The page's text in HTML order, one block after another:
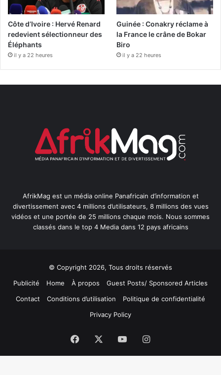
Côte d’Ivoire : Hervé Renard
redevient sélectionneur des
Éléphants
il y a 22 heures
Guinée : Conakry réclame à
la France le crâne de Bokar
Biro
il y a 22 heures
AfrikMag est un média online Panafricain d’information et
divertissement avec 4 millions d’utilisateurs, 8 millions des vues
vidéos et une portée de 25 millions chaque mois. Nous sommes
classés dans le top 4 Media dans 12 pays africains
© Copyright 2026, Tous droits réservés
Publicité
Home À propos
Guest Posts/ Sponsored Articles
Contact
Conditions d’utilisation
Politique de confidentialité
Privacy Policy
Facebook YouTubeInstagram